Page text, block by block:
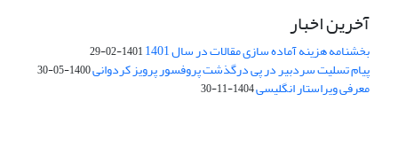
آخرین اخبار
بخشنامه هزینه آماده سازی مقالات در سال 1401 1401-02-29
پیام تسلیت سردبیر در پی درگذشت پروفسور پرویز کردوانی1400-05-30
معرفی ویراستار انگلیسی1404-11-30